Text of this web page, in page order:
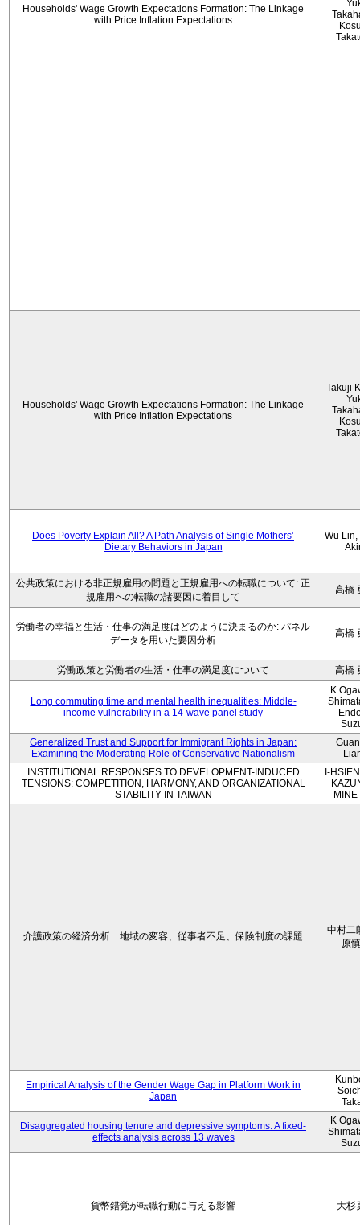
Households' Wage Growth Expectations Formation: The Linkage
with Price Inflation Expectations
Households' Wage Growth Expectations Formation: The Linkage
with Price Inflation Expectations
Takuji
Does Poverty Explain All? A Path Analysis of Single Mothers’
Dietary Behaviors in Japan
Wu Lin,
公共政策における非正規雇用の問題と正規雇用への転職について: 正
規雇用への転職の諸要因に着目して
高橋
労働者の幸福と生活・仕事の満足度はどのように決まるのか: パネル
データを用いた要因分析
高橋
労働政策と労働者の生活・仕事の満足度について 高橋
Long commuting time and mental health inequalities: Middle-
income vulnerability in a 14-wave panel study
K
Generalized Trust and Support for Immigrant Rights in Japan:
Examining the Moderating Role of Conservative Nationalism
INSTITUTIONAL RESPONSES TO DEVELOPMENT-INDUCED
TENSIONS: COMPETITION, HARMONY, AND ORGANIZATIONAL
STABILITY IN TAIWAN
I-
介護政策の経済分析 地域の変容、従事者不足、保険制度の課題
中村二
原
Empirical Analysis of the Gender Wage Gap in Platform Work in
Japan
Disaggregated housing tenure and depressive symptoms: A fixed-
effects analysis across 13 waves
K
貨幣錯覚が転職行動に与える影響 大杉